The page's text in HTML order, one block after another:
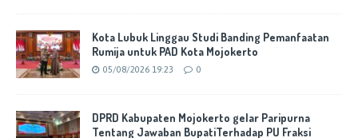
Kota Lubuk Linggau Studi Banding Pemanfaatan
Rumija untuk PAD Kota Mojokerto
05/08/2026 19:23 0
DPRD Kabupaten Mojokerto gelar Paripurna
Tentang Jawaban BupatiTerhadap PU Fraksi